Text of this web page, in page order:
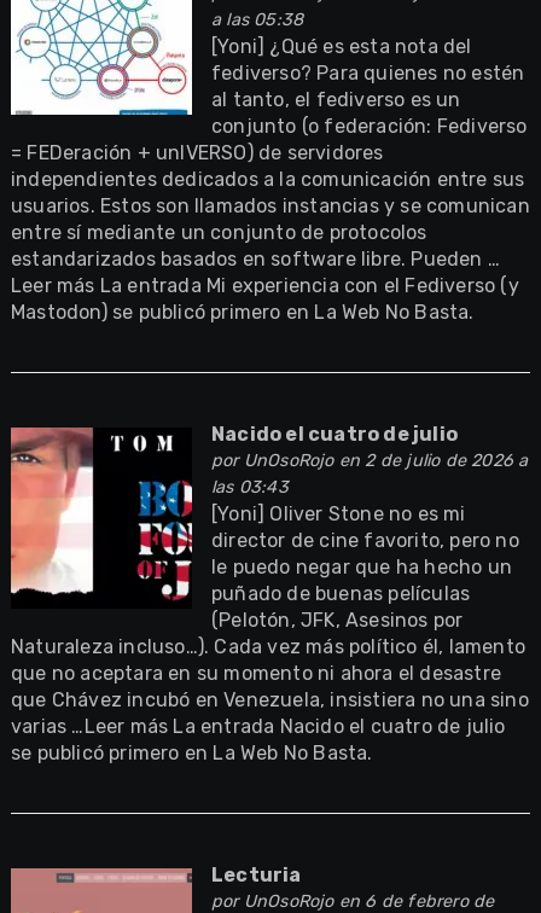
a las 05:38
[Yoni] ¿Qué es esta nota del
fediverso? Para quienes no estén
al tanto, el fediverso es un
conjunto (o federación: Fediverso
= FEDeración + unIVERSO) de servidores
independientes dedicados a la comunicación entre sus
usuarios. Estos son llamados instancias y se comunican
entre sí mediante un conjunto de protocolos
estandarizados basados en software libre. Pueden …
Leer más La entrada Mi experiencia con el Fediverso (y
Mastodon) se publicó primero en La Web No Basta.
Nacido el cuatro de julio
por UnOsoRojoen 2 de julio de 2026 a
las 03:43
[Yoni] Oliver Stone no es mi
director de cine favorito, pero no
le puedo negar que ha hecho un
puñado de buenas películas
(Pelotón, JFK, Asesinos por
Naturaleza incluso…). Cada vez más político él, lamento
que no aceptara en su momento ni ahora el desastre
que Chávez incubó en Venezuela, insistiera no una sino
varias …Leer más La entrada Nacido el cuatro de julio
se publicó primero en La Web No Basta.
Lecturia
por UnOsoRojoen 6 de febrero de